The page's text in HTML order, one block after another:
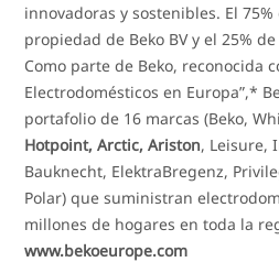
innovadoras y sostenibles. El
propiedad de Beko BV y el 25%
Como parte de Beko, reconocida
Electrodomésticos en Europa”,*
portafolio de 16 marcas (Beko,
Hotpoint, Arctic, Ariston, Leisure,
Bauknecht, ElektraBregenz,
Polar) que suministran
millones de hogares en toda la
www.bekoeurope.com